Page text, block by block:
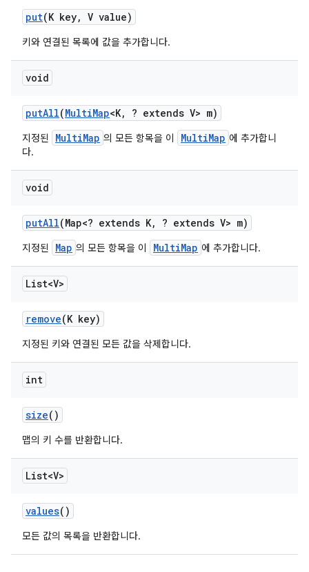
put(K key, V value)
키와 연결된 목록에 값을 추가합니다.
void
putAll(MultiMap<K, ? extends V> m)
지정된 MultiMap 의 모든 항목을 이 MultiMap 에 추가합니
다.
void
putAll(Map<? extends K, ? extends V> m)
지정된 Map 의 모든 항목을 이 MultiMap 에 추가합니다.
List<V>
remove(K key)
지정된 키와 연결된 모든 값을 삭제합니다.
int
size()
맵의 키 수를 반환합니다.
List<V>
values()
모든 값의 목록을 반환합니다.